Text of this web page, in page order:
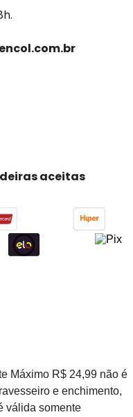
aceitas
Máximo R$ 24,99 não é
e enchimento,
válida somente